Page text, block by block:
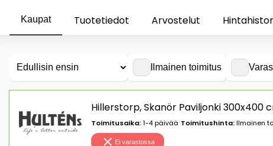
Kaupat Tuotetiedot Arvostelut
Ilmainen toimitus
Hillerstorp, Skanör Paviljonki 300x400
Toimitusaika:1-4 päivää Toimitushinta:Ilmainen
Ei varastossa